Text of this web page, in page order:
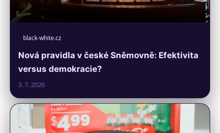
black-white.cz
Nová pravidla v české Sněmovně: Efektivita
versus demokracie?
3. 7. 2026